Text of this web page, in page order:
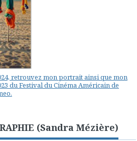
retrouvez mon portrait ainsi que mon
du Festival du Cinéma Américain de
(Sandra Mézière)